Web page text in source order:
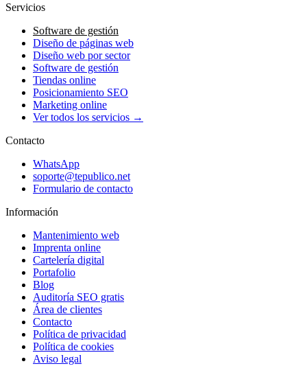
Servicios
Software de gestión
Diseño de páginas web
Diseño web por sector
Software de gestión
Tiendas online
Posicionamiento SEO
Marketing online
Ver todos los servicios →
Contacto
WhatsApp
soporte@tepublico.net
Formulario de contacto
Información
Mantenimiento web
Imprenta online
Cartelería digital
Portafolio
Blog
Auditoría SEO gratis
Área de clientes
Contacto
Política de privacidad
Política de cookies
Aviso legal